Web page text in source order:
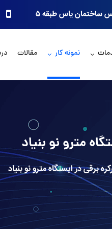
ساختمان یاس طبقه ۵
نمونه کار مقالات
مترو نو بنیاد
برقی در ایستگاه مترو نو بنیاد